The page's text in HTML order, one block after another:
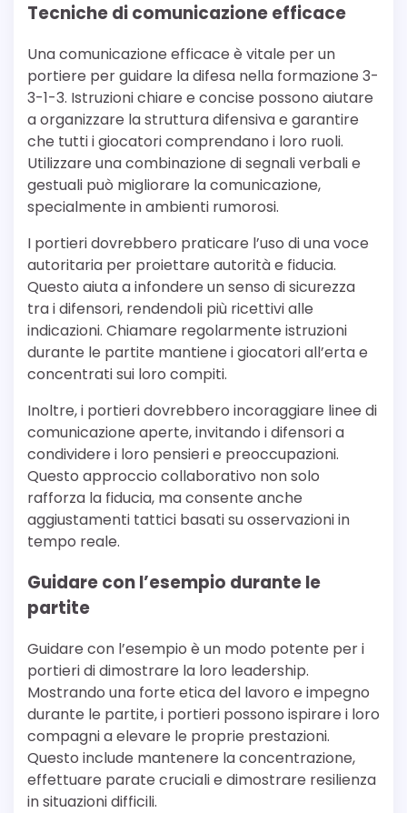
Tecniche di comunicazione efficace
Una comunicazione efficace è vitale per un
portiere per guidare la difesa nella formazione 3-
3-1-3. Istruzioni chiare e concise possono aiutare
a organizzare la struttura difensiva e garantire
che tutti i giocatori comprendano i loro ruoli.
Utilizzare una combinazione di segnali verbali e
gestuali può migliorare la comunicazione,
specialmente in ambienti rumorosi.
I portieri dovrebbero praticare l’uso di una voce
autoritaria per proiettare autorità e fiducia.
Questo aiuta a infondere un senso di sicurezza
tra i difensori, rendendoli più ricettivi alle
indicazioni. Chiamare regolarmente istruzioni
durante le partite mantiene i giocatori all’erta e
concentrati sui loro compiti.
Inoltre, i portieri dovrebbero incoraggiare linee di
comunicazione aperte, invitando i difensori a
condividere i loro pensieri e preoccupazioni.
Questo approccio collaborativo non solo
rafforza la fiducia, ma consente anche
aggiustamenti tattici basati su osservazioni in
tempo reale.
Guidare con l’esempio durante le
partite
Guidare con l’esempio è un modo potente per i
portieri di dimostrare la loro leadership.
Mostrando una forte etica del lavoro e impegno
durante le partite, i portieri possono ispirare i loro
compagni a elevare le proprie prestazioni.
Questo include mantenere la concentrazione,
effettuare parate cruciali e dimostrare resilienza
in situazioni difficili.